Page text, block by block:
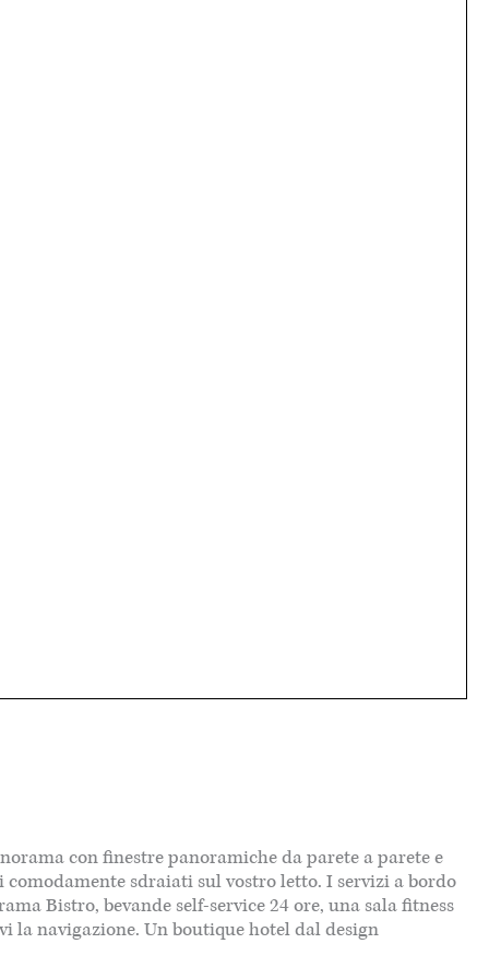
con finestre panoramiche da parete a parete e
sdraiati sul vostro letto. I servizi a bordo
Bistro, bevande self-service 24 ore, una sala fitness
la navigazione. Un boutique hotel dal design